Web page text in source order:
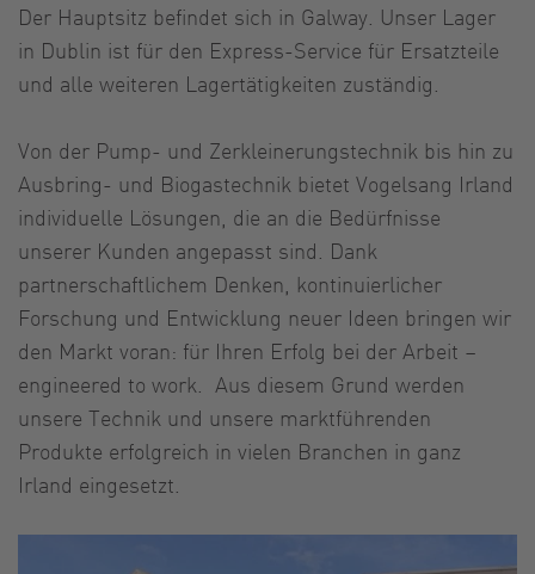
Der Hauptsitz befindet sich in Galway. Unser Lager
in Dublin ist für den Express-Service für Ersatzteile
und alle weiteren Lagertätigkeiten zuständig.
Von der Pump- und Zerkleinerungstechnik bis hin zu
Ausbring- und Biogastechnik bietet Vogelsang Irland
individuelle Lösungen, die an die Bedürfnisse
unserer Kunden angepasst sind. Dank
partnerschaftlichem Denken, kontinuierlicher
Forschung und Entwicklung neuer Ideen bringen wir
den Markt voran: für Ihren Erfolg bei der Arbeit –
engineered to work. Aus diesem Grund werden
unsere Technik und unsere marktführenden
Produkte erfolgreich in vielen Branchen in ganz
Irland eingesetzt.